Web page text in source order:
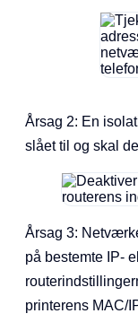
Årsag 2: En
slået til og skal
Årsag 3:
på bestemte IP-
printerens MAC/